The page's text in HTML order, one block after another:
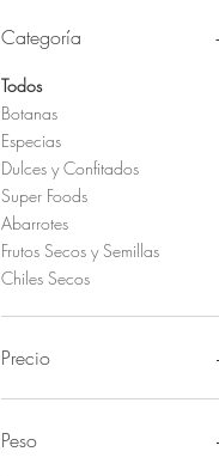
Categoría
Todos
Botanas
Especias
Dulces y Confitados
Super Foods
Abarrotes
Frutos Secos y Semillas
Chiles Secos
Precio
5 MXN
Peso